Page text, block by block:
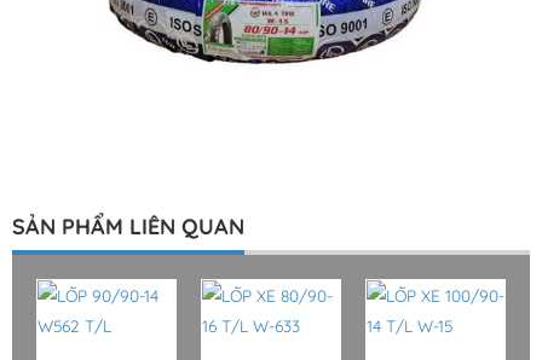
SẢN PHẨM LIÊN QUAN